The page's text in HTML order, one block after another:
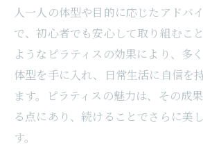
人一人の体型や目的に応じたアドバ
で、初心者でも安心して取り組むこ
ようなピラティスの効果により、多
体型を手に入れ、日常生活に自信を
ます。ピラティスの魅力は、その成
る点にあり、続けることでさらに美
す。